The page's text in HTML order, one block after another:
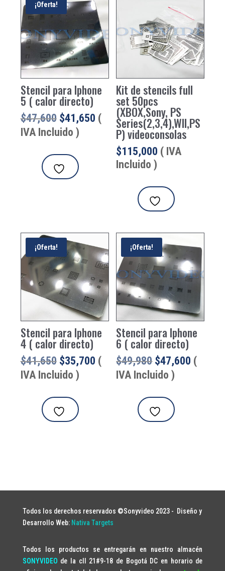
¡Oferta!
Stencil para Iphone
5 ( calor directo)
$47,600 El
precio
era:
$47,600.
$41,650El
precio
actual
$41,650.
(
IVA Incluido )
Kit de stencils full
set 50pcs
(XBOX,Sony, PS
Series(2,3,4),WII,PS
P) videoconsolas
$115,000 ( IVA
Incluido )
¡Oferta!
Stencil para Iphone
4 ( calor directo)
$41,650 El
precio
era:
$41,650.
$35,700El
precio
(
IVA Incluido )
¡Oferta!
Stencil para Iphone
6 ( calor directo)
$49,980 El
precio
era:
$49,980.
$47,600 El
(
IVA Incluido )
Todos los derechos reservados ©Sonyvideo 2023 - Diseño y
Desarrollo Web: Nativa Targets
Todos los productos se entregarán en nuestro almacén
SONYVIDEO de la cll 21#9-18 de Bogotá DC en horario de